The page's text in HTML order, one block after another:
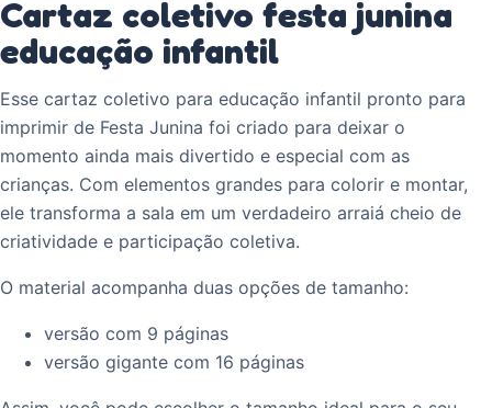
Cartaz coletivo festa junina
educação infantil
Esse cartaz coletivo para educação infantil pronto para
imprimir de Festa Junina foi criado para deixar o
momento ainda mais divertido e especial com as
crianças. Com elementos grandes para colorir e montar,
ele transforma a sala em um verdadeiro arraiá cheio de
criatividade e participação coletiva.
O material acompanha duas opções de tamanho:
versão com 9 páginas
versão gigante com 16 páginas